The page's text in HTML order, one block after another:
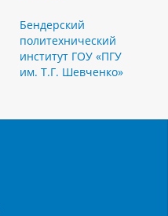
Бендерский
политехнический
институт ГОУ «ПГУ
им. Т.Г. Шевченко»